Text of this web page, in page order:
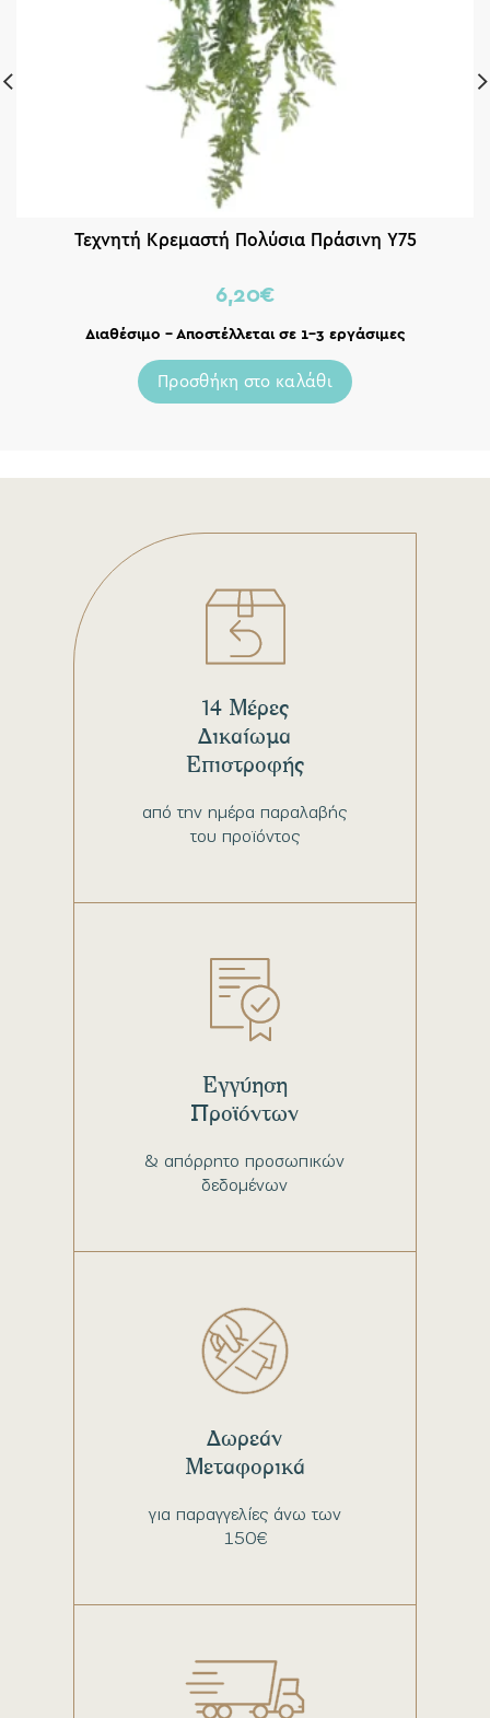
Τεχνητή Κρεμαστή Πολύσια Πράσινη Υ75
6,20€
Διαθέσιμο – Αποστέλλεται σε 1-3 εργάσιμες
Προσθήκη στο καλάθι
από την ημέρα παραλαβής
του προϊόντος
14 Μέρες
Δικαίωμα
Επιστροφής
& απόρρητο προσωπικών
δεδομένων
Εγγύηση
Προϊόντων
για παραγγελίες άνω των
150€
Δωρεάν
Μεταφορικά